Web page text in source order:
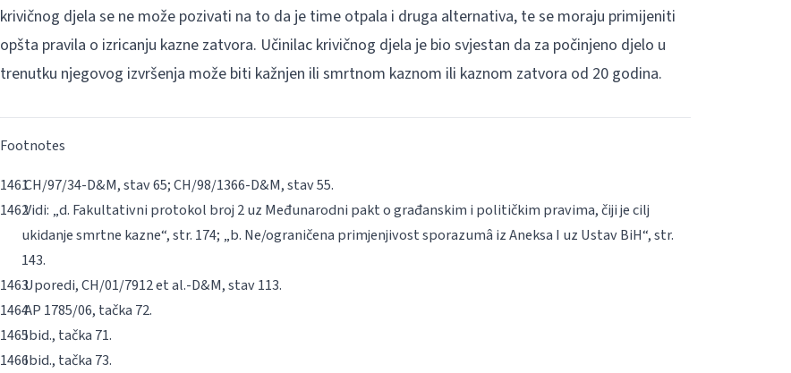
krivičnog djela se ne može pozivati na to da je time otpala i druga alternativa, te se moraju primijeniti
opšta pravila o izricanju kazne zatvora. Učinilac krivičnog djela je bio svjestan da za počinjeno djelo u
trenutku njegovog izvršenja može biti kažnjen ili smrtnom kaznom ili kaznom zatvora od 20 godina.
Footnotes
CH/97/34-D&M, stav 65; CH/98/1366-D&M, stav 55.
Vidi: „d. Fakultativni protokol broj 2 uz Međunarodni pakt o građanskim i političkim pravima, čiji je cilj
ukidanje smrtne kazne“, str. 174; „b. Ne/ograničena primjenjivost sporazumâ iz Aneksa I uz Ustav BiH“, str.
143.
Uporedi, CH/01/7912et al.-D&M, stav 113.
AP 1785/06, tačka 72.
Ibid., tačka 71.
Ibid., tačka 73.